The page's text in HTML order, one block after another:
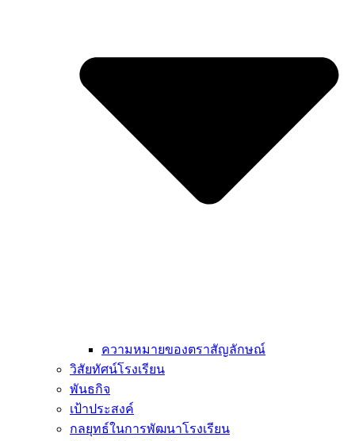
ความหมายของตราสัญลักษณ์
วิสัยทัศน์โรงเรียน
พันธกิจ
เป้าประสงค์
กลยุทธ์ในการพัฒนาโรงเรียน